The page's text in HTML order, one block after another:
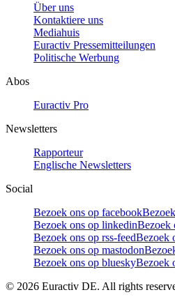
Über uns
Kontaktiere uns
Mediahuis
Euractiv Pressemitteilungen
Politische Werbung
Abos
Euractiv Pro
Newsletters
Rapporteur
Englische Newsletters
Social
Bezoek ons op facebook
Bezoek ons op linkedinBezoek
Bezoek ons op rss-feedBezoek
Bezoek ons op mastodon
Bezoek ons op blueskyBezoek
© 2026 Euractiv DE. All rights